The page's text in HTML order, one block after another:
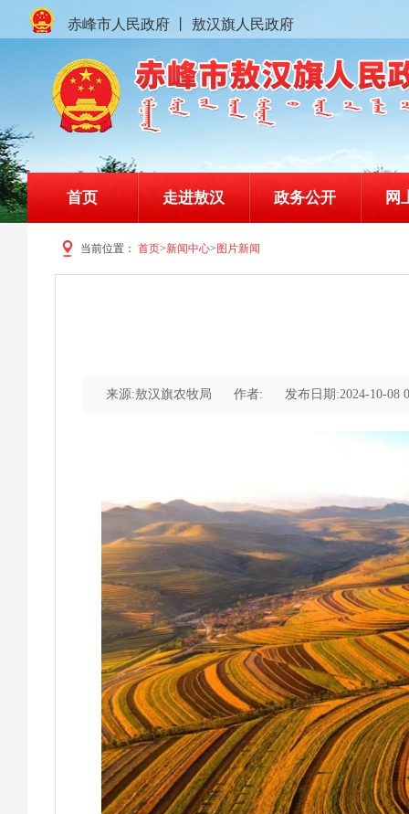
赤峰市人民政府 敖汉旗人民政府
首页 走进敖汉 政务公开 网
当前位置： 首页>新闻中心> 图片新闻
来源:敖汉旗农牧局 作者: 发布日期:2024-10-08